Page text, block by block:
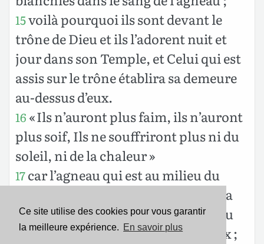
Ce site utilise des cookies pour vous garantir
la meilleure expérience. En savoir plus
15voilà pourquoi ils sont devant le
trône de Dieu et ils l’adorent nuit et
jour dans son Temple, et Celui qui est
assis sur le trône établira sa demeure
au-dessus d’eux.
16 « Ils n’auront plus faim, ils n’auront
plus soif, Ils ne souffriront plus ni du
soleil, ni de la chaleur »
17car l’agneau qui est au milieu du
trône « les fera paître et les conduira
aux eaux, sources de la vie » et « Dieu
essuiera toutes larmes de leurs yeux ;